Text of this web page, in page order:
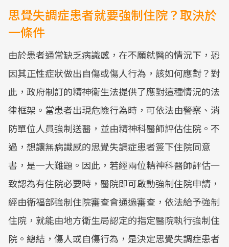
思覺失調症患者就要強制住院？取決於
一條件
由於患者通常缺乏病識感，在不願就醫的情況下，恐
因其正性症狀做出自傷或傷人行為，該如何應對？對
此，政府制訂的精神衛生法提供了應對這種情況的法
律框架。當患者出現危險行為時，可依法由警察、消
防單位人員強制送醫，並由精神科醫師評估住院。不
過，想讓無病識感的思覺失調症患者簽下住院同意
書，是一大難題。因此，若經兩位精神科醫師評估一
致認為有住院必要時，醫院即可啟動強制住院申請，
經由衛福部強制住院審查會通過審查，依法給予強制
住院，就能由地方衛生局認定的指定醫院執行強制住
院。總結，傷人或自傷行為，是決定思覺失調症患者